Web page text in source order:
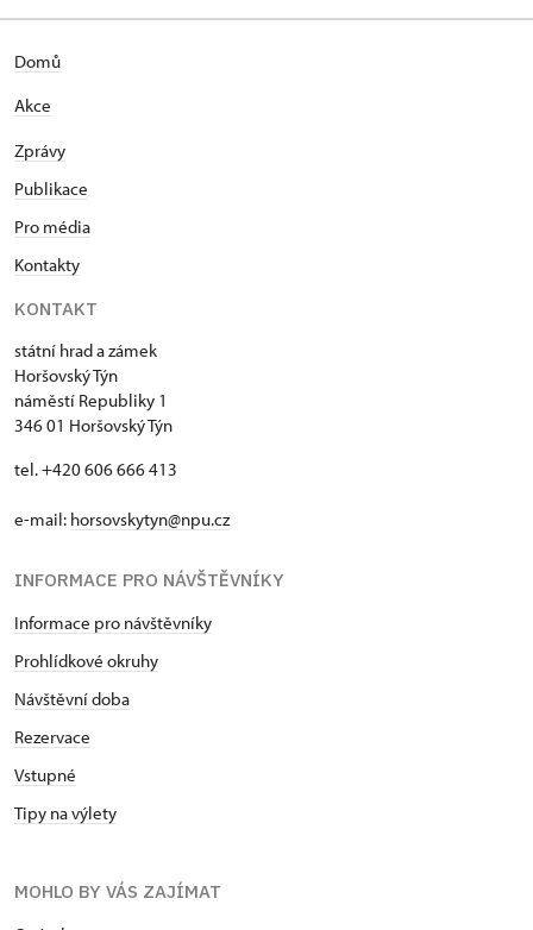
Domů
Akce
Zprávy
Publikace
Pro média
Kontakty
KONTAKT
státní hrad a zámek
Horšovský Týn
náměstí Republiky 1
346 01 Horšovský Týn
tel. +420 606 666 413
e-mail: horsovskytyn@npu.cz
INFORMACE PRO NÁVŠTĚVNÍKY
Informace pro návštěvníky
Prohlídkové okruhy
Návštěvní doba
Rezervace
Vstupné
Tipy na výlety
MOHLO BY VÁS ZAJÍMAT